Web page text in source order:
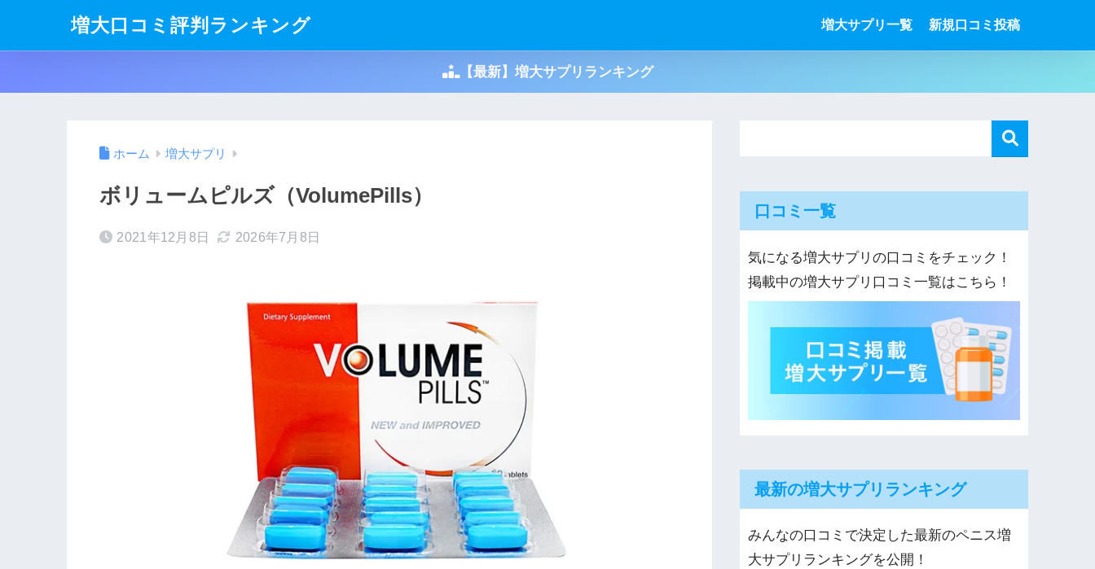
増大口コミ評判ランキング 増大サプリ一覧 新規口コミ投稿
【最新】増大サプリランキング
ホーム 増大サプリ
ボリュームピルズ（VolumePills）
2021年12月8日 2026年7月8日
口コミ一覧
気になる増大サプリの口コミをチェック！
掲載中の増大サプリ口コミ一覧はこちら！
最新の増大サプリランキング
みんなの口コミで決定した最新のペニス増
大サプリランキングを公開！